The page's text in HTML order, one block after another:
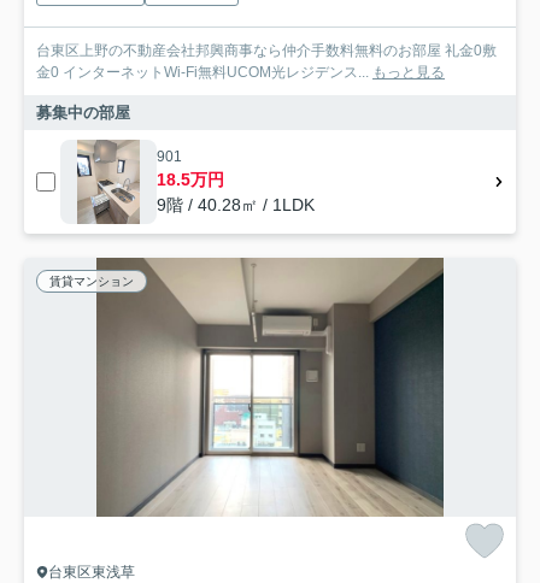
台東区上野の不動産会社邦興商事なら仲介手数料無料のお部屋 礼金0敷
金0 インターネットWi-Fi無料UCOM光レジデンス... もっと見る
募集中の部屋
901
18.5万円
9階 / 40.28㎡ / 1LDK
賃貸マンション
台東区東浅草